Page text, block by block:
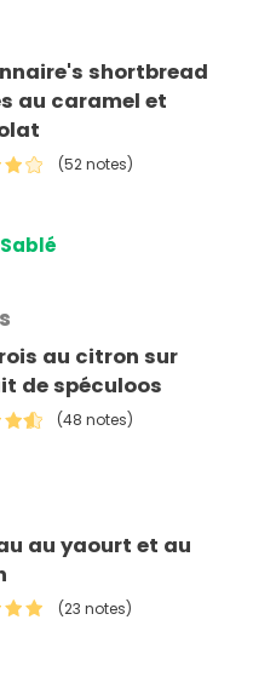
shortbread
au caramel et
(52 notes)
au citron sur
de spéculoos
(48 notes)
au yaourt et au
(23 notes)